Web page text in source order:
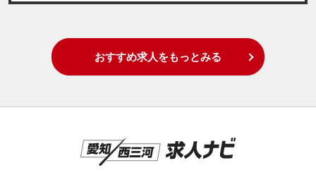
おすすめ求人をもっとみる